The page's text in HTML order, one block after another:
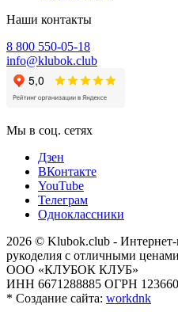
Наши контакты
8 800 550-05-18
info@klubok.club
Мы в соц. сетях
Дзен
ВКонтакте
YouTube
Телеграм
Одноклассники
2026 © Klubok.club -
рукоделия с отличными
ООО «КЛУБОК КЛУБ»
ИНН 6671288885 ОГРН
* Создание сайта: workdnk